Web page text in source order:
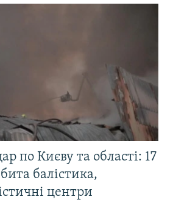
по Києву та області: 17
балістика,
центри